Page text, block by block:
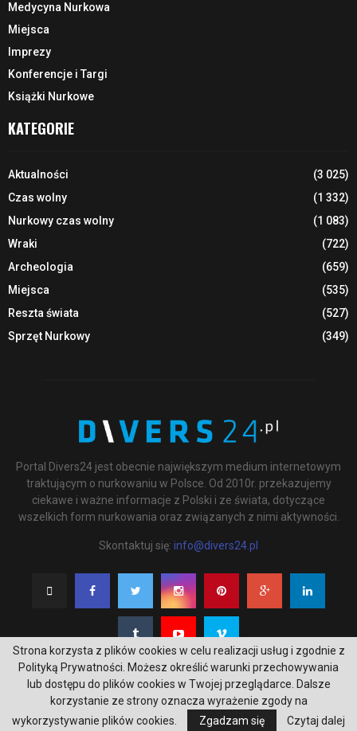
Medycyna Nurkowa
Miejsca
Imprezy
Konferencje i Targi
Książki Nurkowe
KATEGORIE
Aktualności
(3 025)
Czas wolny
(1 332)
Nurkowy czas wolny
(1 083)
Wraki
(722)
Archeologia
(659)
Miejsca
(535)
Reszta świata
(527)
Sprzęt Nurkowy
(349)
Portal Divers24 jest obecnie największym medium internetowym
traktującym o nurkowaniu w Polsce. Od 2010r. przekazujemy
ciekawe i ważne informacje z Polski i ze świata, dotyczące
wszelkich form nurkowania oraz związanych z nimi aktywności.
Skontaktuj się: info@divers24.pl
@2020 - underwatermedia.pl. All Right Reserved. Designed and Developed by
Tworzenie stron internetowych Gdańsk
Strona korzysta z plików cookies w celu realizacji usług i zgodnie z
Polityką Prywatności. Możesz określić warunki przechowywania
lub dostępu do plików cookies w Twojej przeglądarce. Dalsze
korzystanie ze strony oznacza wyrażenie zgody na
wykorzystywanie plików cookies.
Zgadzam się Czytaj dalej